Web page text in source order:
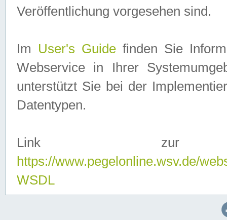
Veröffentlichung vorgesehen sind.
Im User's Guidefinden Sie
Webservice in Ihrer
unterstützt Sie bei der
Datentypen.
Link zur
https://www.pegelonline.wsv.de/
WSDL